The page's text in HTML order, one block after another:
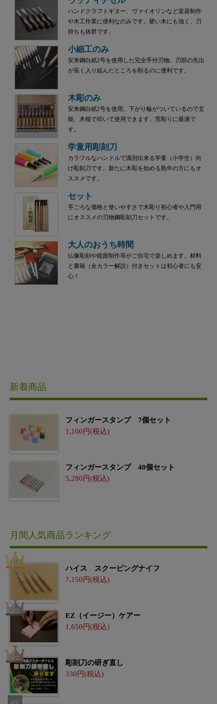
ハンドクラフトギター、ヴァイオリンなど楽器制作
や木工作業に便利なのみです。硬い木にも強く、刃
持ちも抜群です。
小細工のみ
安来鋼白紙2号を使用した完全手付刃物。刃部の先出
が長く入り組んだところを削るのに便利です。
木彫のみ
安来鋼白紙2号を使用。下がり輪がついているので玄
能、木槌で叩いて使用できます。荒彫りに最適で
す。
学童用彫刻刀
カラフルなハンドルで識別出来る学童（小学生）向
け彫刻刀です。新たに木彫を始める熟年の方にもオ
ススメです。
セット
手ごろな価格と使いやすさで木彫り初心者や入門用
にオススメの刃物鋼彫刻刀セットです。
大人のおうち時間
仏像彫刻や能面制作等がご自宅で楽しめます。材料
と書籍（全カラー解説）付きセットは初心者にも安
心！
新着商品
フィンガースタンプ 7個セット
1,100
フィンガースタンプ 40個セット
5,280
月間人気商品ランキング
ハイス スクーピングナイフ
7,150
EZ（イージー）ケアー
1,650
彫刻刀の研ぎ直し
330